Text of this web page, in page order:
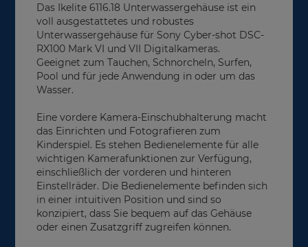
Das Ikelite 6116.18 Unterwassergehäuse ist ein
voll ausgestattetes und robustes
Unterwassergehäuse für Sony Cyber-shot DSC-
RX100 Mark VI und VII Digitalkameras.
Geeignet zum Tauchen, Schnorcheln, Surfen,
Pool und für jede Anwendung in oder um das
Wasser.
Eine vordere Kamera-Einschubhalterung macht
das Einrichten und Fotografieren zum
Kinderspiel. Es stehen Bedienelemente für alle
wichtigen Kamerafunktionen zur Verfügung,
einschließlich der vorderen und hinteren
Einstellräder. Die Bedienelemente befinden sich
in einer intuitiven Position und sind so
konzipiert, dass Sie bequem auf das Gehäuse
oder einen Zusatzgriff zugreifen können.